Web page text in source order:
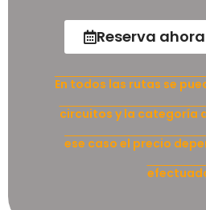
Reserva ahora
En todos las rutas se
circuitos y la categoría
ese caso el precio